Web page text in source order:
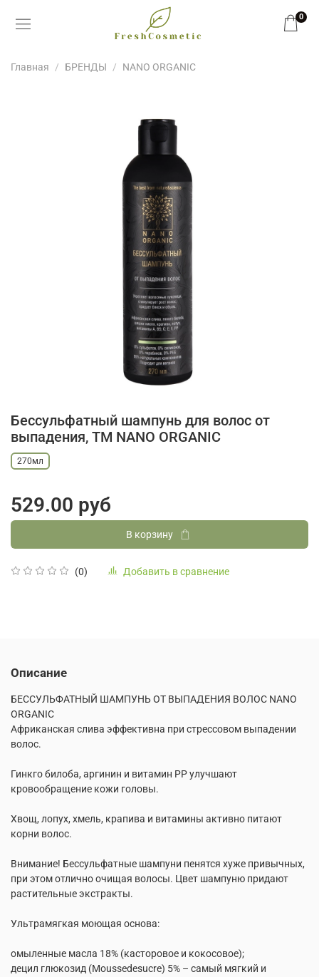
0
Главная БРЕНДЫ NANO ORGANIC
Бессульфатный шампунь для волос от
выпадения, ТМ NANO ORGANIC
(0) Добавить в сравнение
270мл
529.00 руб
В корзину
Описание
БЕССУЛЬФАТНЫЙ ШАМПУНЬ ОТ ВЫПАДЕНИЯ ВОЛОС NANO
ORGANIC
Африканская слива эффективна при стрессовом выпадении
волос.
Гинкго билоба, аргинин и витамин РР улучшают
кровообращение кожи головы.
Хвощ, лопух, хмель, крапива и витамины активно питают
корни волос.
Внимание! Бессульфатные шампуни пенятся хуже привычных,
при этом отлично очищая волосы. Цвет шампуню придают
растительные экстракты.
Ультрамягкая моющая основа:
омыленные масла 18% (касторовое и кокосовое);
децил глюкозид (Moussedesucre) 5% – самый мягкий и